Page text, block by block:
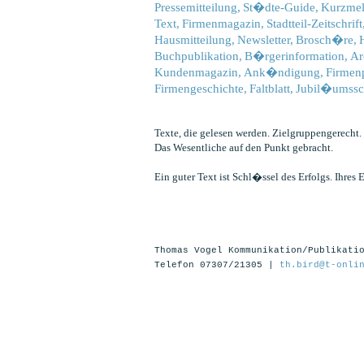
Pressemitteilung, St�dte-Guide,
Text, Firmenmagazin, Stadtteil-
Hausmitteilung, Newsletter, Brosch�re,
Buchpublikation, B�rgerinformation,
Kundenmagazin, Ank�ndigung,
Firmengeschichte, Faltblatt,
Texte, die gelesen werden.
Das Wesentliche auf den Punkt gebracht.
Ein guter Text ist Schl�ssel des Erfolgs. Ihres
Thomas Vogel Kommunikation/
Telefon 07307/21305 | th.bird@t-